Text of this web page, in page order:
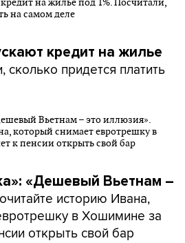
кредит на жилье
сколько придется платить
«Дешевый Вьетнам –
историю Ивана,
в Хошимине за
открыть свой бар